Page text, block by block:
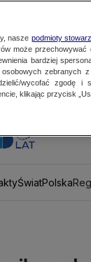
ŚwiatPolska
nasze podmioty
może przechowywać
bardziej
zebranych
wycofać zgodę i
klikając przycisk